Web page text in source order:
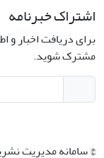
اشتراک خبرنامه
برای دریافت اخبار و
مشترک شوید.
© سامانه مدیریت